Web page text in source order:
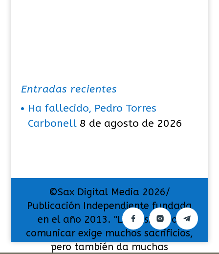
Entradas recientes
Ha fallecido, Pedro Torres
Carbonell 8 de agosto de 2026
©Sax Digital Media 2026/
Publicación Independiente fundada
en el año 2013. "La pasión por
comunicar exige muchos sacrificios,
pero también da muchas